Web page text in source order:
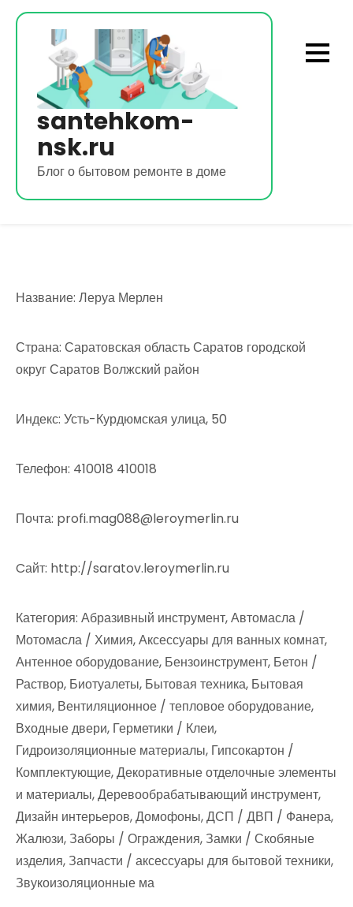
Перейти
содержимому
santehkom-
nsk.ru
Блог о бытовом ремонте в доме
Название: Леруа Мерлен
Страна: Саратовская область Саратов городской
округ Саратов Волжский район
Индекс: Усть-Курдюмская улица, 50
Телефон: 410018 410018
Почта: profi.mag088@leroymerlin.ru
Cайт: http://saratov.leroymerlin.ru
Категория: Абразивный инструмент, Автомасла /
Мотомасла / Химия, Аксессуары для ванных комнат,
Антенное оборудование, Бензоинструмент, Бетон /
Раствор, Биотуалеты, Бытовая техника, Бытовая
химия, Вентиляционное / тепловое оборудование,
Входные двери, Герметики / Клеи,
Гидроизоляционные материалы, Гипсокартон /
Комплектующие, Декоративные отделочные элементы
и материалы, Деревообрабатывающий инструмент,
Дизайн интерьеров, Домофоны, ДСП / ДВП / Фанера,
Жалюзи, Заборы / Ограждения, Замки / Скобяные
изделия, Запчасти / аксессуары для бытовой техники,
Звукоизоляционные ма